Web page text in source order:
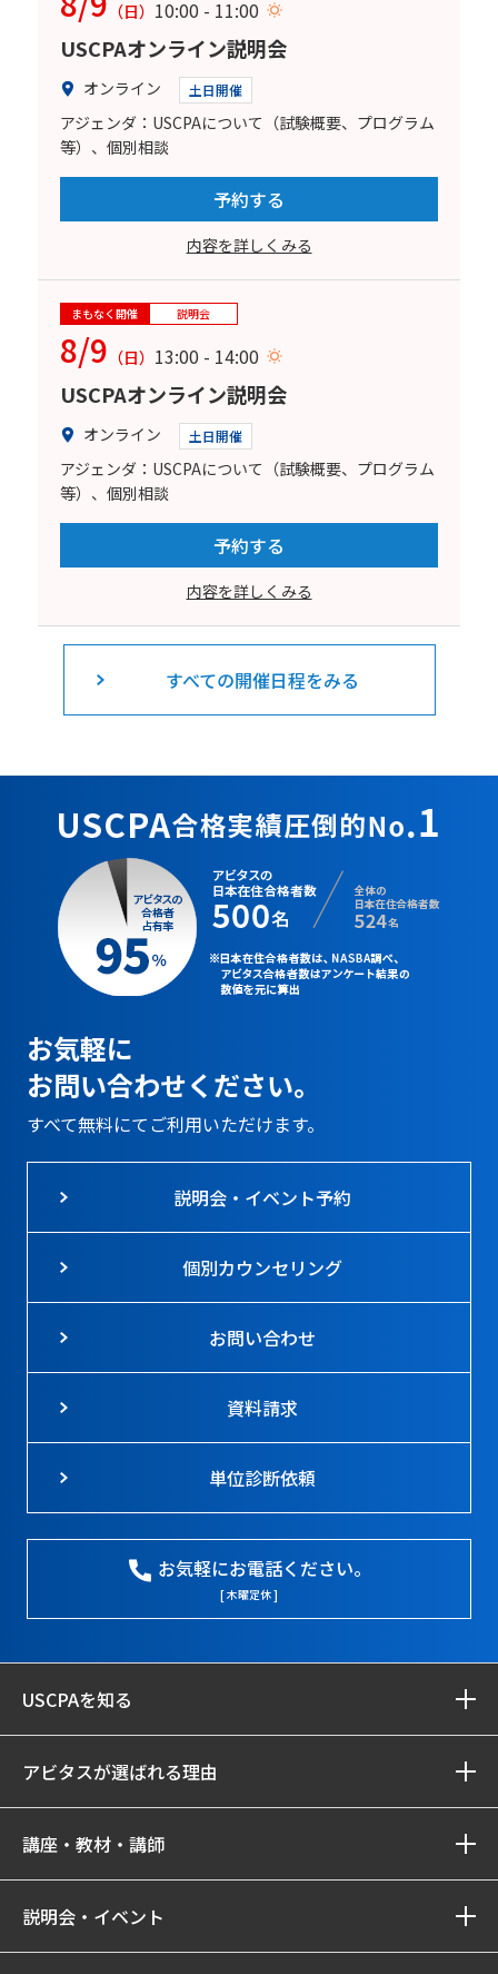
（日） 10:00 - 11:00
USCPAオンライン説明会
オンライン 土日開催
アジェンダ：USCPAについて（試験概要、プログラム
等）、個別相談
予約する
内容を詳しくみる
まもなく開催 説明会
8/9 （日） 13:00 - 14:00
USCPAオンライン説明会
オンライン 土日開催
アジェンダ：USCPAについて（試験概要、プログラム
等）、個別相談
予約する
内容を詳しくみる
すべての開催日程をみる
お気軽に
お問い合わせください。
すべて無料にてご利用いただけます。
説明会・イベント予約
個別カウンセリング
お問い合わせ
資料請求
単位診断依頼
お気軽にお電話ください。
[ 木曜定休 ]
USCPAを知る
アビタスが選ばれる理由
講座・教材・講師
説明会・イベント